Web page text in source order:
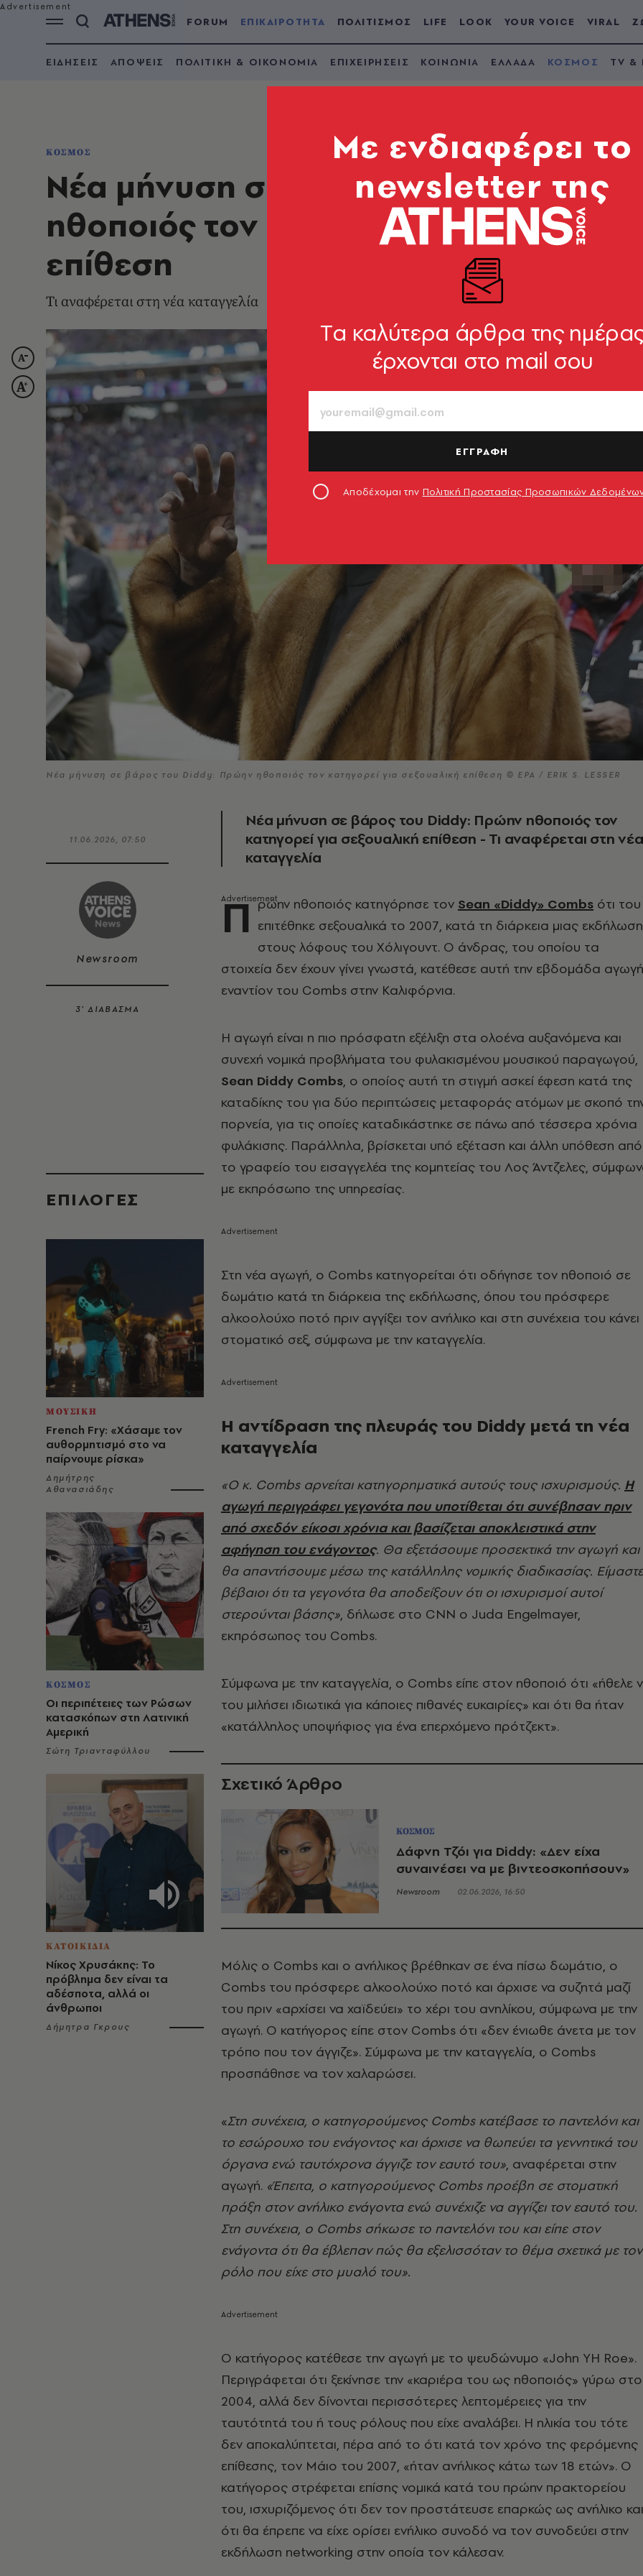
FORUM ΕΠΙΚΑΙΡΟΤΗΤΑ ΠΟΛΙΤΙΣΜΟΣ LIFE LOOK YOUR VOICE VIRAL
ΕΙΔΗΣΕΙΣ ΑΠΟΨΕΙΣ ΠΟΛΙΤΙΚΗ & ΟΙΚΟΝΟΜΙΑ ΕΠΙΧΕΙΡΗΣΕΙΣ ΚΟΙΝΩΝΙΑ ΕΛΛΑΔΑ ΚΟΣΜΟΣ TV &
ΚΟΣΜΟΣ
Νέα μήνυση σε βάρος του Diddy:
ηθοποιός τον κατηγορεί για
επίθεση
Τι αναφέρεται στη νέα καταγγελία
Νέα μήνυση σε βάρος του Diddy: Πρώην ηθοποιός τον κατηγορεί για σεξουαλική επίθεση © EPA / ERIK S. LESSER
11.06.2026, 07:50
Newsroom
3’ ΔΙΑΒΑΣΜΑ
EΠΙΛΟΓΈΣ
ΜΟΥΣΙΚΗ
French Fry: «Χάσαμε τον
αυθορμητισμό στο να
παίρνουμε ρίσκα»
Δημήτρης
Αθανασιάδης
ΚΟΣΜΟΣ
Οι περιπέτειες των Ρώσων
κατασκόπων στη Λατινική
Αμερική
Σώτη Τριανταφύλλου
ΚΑΤΟΙΚΙΔΙΑ
Νίκος Χρυσάκης: Το
πρόβλημα δεν είναι τα
αδέσποτα, αλλά οι
άνθρωποι
Δήμητρα Γκρους
Νέα μήνυση σε βάρος του Diddy: Πρώην ηθοποιός τον
κατηγορεί για σεξουαλική επίθεση - Τι αναφέρεται στη νέα
καταγγελία
Π ρώην ηθοποιός κατηγόρησε τον Sean «Diddy» Combs ότι του
επιτέθηκε σεξουαλικά το 2007, κατά τη διάρκεια μιας
στους λόφους του Χόλιγουντ. Ο άνδρας, του οποίου τα
στοιχεία δεν έχουν γίνει γνωστά, κατέθεσε αυτή την εβδομάδα αγωγή
εναντίον του Combs στην Καλιφόρνια.
Η αγωγή είναι η πιο πρόσφατη εξέλιξη στα ολοένα αυξανόμενα και
συνεχή νομικά προβλήματα του φυλακισμένου μουσικού παραγωγού,
Sean Diddy Combs, ο οποίος αυτή τη στιγμή ασκεί έφεση κατά της
καταδίκης του για δύο περιπτώσεις μεταφοράς ατόμων με σκοπό
πορνεία, για τις οποίες καταδικάστηκε σε πάνω από τέσσερα χρόνια
φυλάκισης. Παράλληλα, βρίσκεται υπό εξέταση και άλλη υπόθεση από
το γραφείο του εισαγγελέα της κομητείας του Λος Άντζελες,
με εκπρόσωπο της υπηρεσίας.
Στη νέα αγωγή, ο Combs κατηγορείται ότι οδήγησε τον ηθοποιό σε
δωμάτιο κατά τη διάρκεια της εκδήλωσης, όπου του πρόσφερε
αλκοολούχο ποτό πριν αγγίξει τον ανήλικο και στη συνέχεια του κάνει
στοματικό σεξ, σύμφωνα με την καταγγελία.
Η αντίδραση της πλευράς του Diddy μετά τη νέα
καταγγελία
«Ο κ. Combs αρνείται κατηγορηματικά αυτούς τους ισχυρισμούς. Η
αγωγή περιγράφει γεγονότα που υποτίθεται ότι συνέβησαν πριν
από σχεδόν είκοσι χρόνια και βασίζεται αποκλειστικά στην
αφήγηση του ενάγοντος. Θα εξετάσουμε προσεκτικά την αγωγή και
θα απαντήσουμε μέσω της κατάλληλης νομικής διαδικασίας. Είμαστε
βέβαιοι ότι τα γεγονότα θα αποδείξουν ότι οι ισχυρισμοί αυτοί
στερούνται βάσης», δήλωσε στο CNN ο Juda Engelmayer,
εκπρόσωπος του Combs.
Σύμφωνα με την καταγγελία, ο Combs είπε στον ηθοποιό ότι «ήθελε
του μιλήσει ιδιωτικά για κάποιες πιθανές ευκαιρίες» και ότι θα ήταν
«κατάλληλος υποψήφιος για ένα επερχόμενο πρότζεκτ».
Σχετικό Άρθρο
ΚΟΣΜΟΣ
Δάφνη Τζόι για Diddy: «Δεν είχα
συναινέσει να με βιντεοσκοπήσουν»
Newsroom 02.06.2026, 16:50
Μόλις ο Combs και ο ανήλικος βρέθηκαν σε ένα πίσω δωμάτιο, ο
Combs του πρόσφερε αλκοολούχο ποτό και άρχισε να συζητά μαζί
του πριν «αρχίσει να χαϊδεύει» το χέρι του ανηλίκου, σύμφωνα με την
αγωγή. Ο κατήγορος είπε στον Combs ότι «δεν ένιωθε άνετα με τον
τρόπο που τον άγγιζε». Σύμφωνα με την καταγγελία, ο Combs
προσπάθησε να τον χαλαρώσει.
«Στη συνέχεια, ο κατηγορούμενος Combs κατέβασε το παντελόνι και
το εσώρουχο του ενάγοντος και άρχισε να θωπεύει τα γεννητικά του
όργανα ενώ ταυτόχρονα άγγιζε τον εαυτό του», αναφέρεται στην
αγωγή. «Έπειτα, ο κατηγορούμενος Combs προέβη σε στοματική
πράξη στον ανήλικο ενάγοντα ενώ συνέχιζε να αγγίζει τον εαυτό του.
Στη συνέχεια, ο Combs σήκωσε το παντελόνι του και είπε στον
ενάγοντα ότι θα έβλεπαν πώς θα εξελισσόταν το θέμα σχετικά με τον
ρόλο που είχε στο μυαλό του».
Ο κατήγορος κατέθεσε την αγωγή με το ψευδώνυμο «John YH Roe».
Περιγράφεται ότι ξεκίνησε την «καριέρα του ως ηθοποιός» γύρω στο
2004, αλλά δεν δίνονται περισσότερες λεπτομέρειες για την
ταυτότητά του ή τους ρόλους που είχε αναλάβει. Η ηλικία του τότε
δεν αποκαλύπτεται, πέρα από το ότι κατά τον χρόνο της φερόμενης
επίθεσης, τον Μάιο του 2007, «ήταν ανήλικος κάτω των 18 ετών». Ο
κατήγορος στρέφεται επίσης νομικά κατά του πρώην πρακτορείου
του, ισχυριζόμενος ότι δεν τον προστάτευσε επαρκώς ως ανήλικο και
ότι θα έπρεπε να είχε ορίσει ενήλικο συνοδό να τον συνοδεύει στην
εκδήλωση networking στην οποία τον κάλεσαν.
Mε ενδιαφέρει το
newsletter της
Tα καλύτερα άρθρα της
έρχονται στο mail σου
ΕΓΓΡΑΦΗ
Αποδέχομαι την Πολιτική Προστασίας Προσωπικών